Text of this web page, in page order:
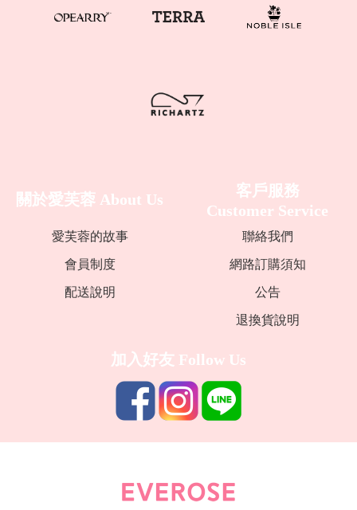
關於愛芙蓉 About Us
客戶服務
Customer Service
愛芙蓉的故事 聯絡我們
會員制度 網路訂購須知
配送說明 公告
退換貨說明
加入好友 Follow Us